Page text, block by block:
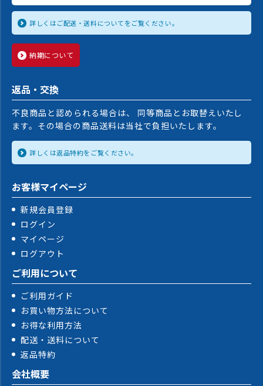
詳しくはご配送・送料についてをご覧ください。
納期について
返品・交換
不良商品と認められる場合は、 同等商品とお取替えいたし
ます。その場合の商品送料は当社で負担いたします。
詳しくは返品特約をご覧ください。
お客様マイページ
新規会員登録
ログイン
マイページ
ログアウト
ご利用について
ご利用ガイド
お買い物方法について
お得な利用方法
配送・送料について
返品特約
会社概要